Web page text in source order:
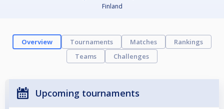
Finland
Overview Tournaments Matches
Rankings
Teams
Challenges
Upcoming tournaments